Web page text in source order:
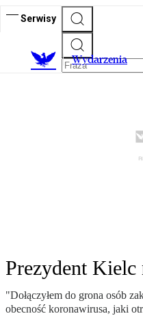
Serwisy
Wydarzenia
Prezydent Kielc
"Dołączyłem do grona osób
obecność koronawirusa, jaki